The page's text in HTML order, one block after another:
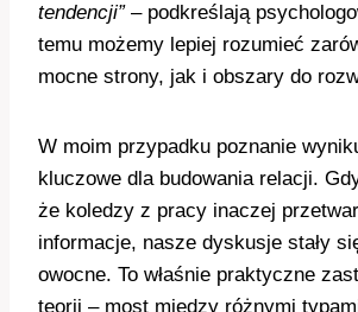
tendencji”– podkreślają
temu możemy lepiej rozumieć
mocne strony, jak i obszary do
W moim przypadku poznanie
kluczowe dla budowania relacji.
że koledzy z pracy inaczej
informacje, nasze dyskusje stały
owocne. To właśnie praktyczne
teorii – most między różnymi